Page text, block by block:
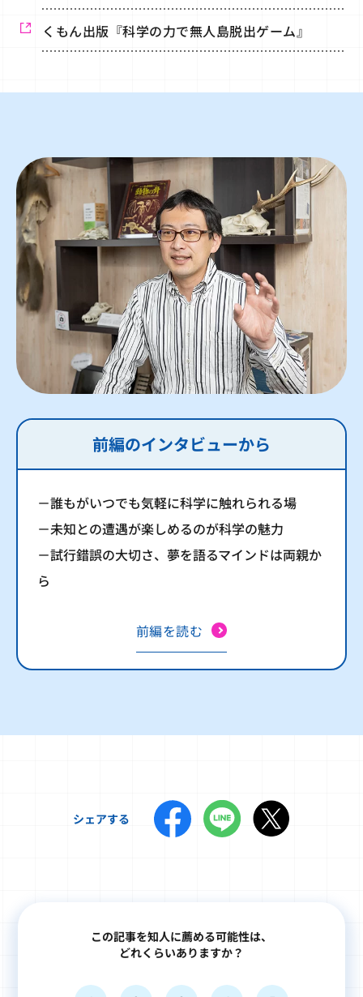
くもん出版『科学の力で無人島脱出ゲーム』
前編のインタビューから
－誰もがいつでも気軽に科学に触れられる場
－未知との遭遇が楽しめるのが科学の魅力
－試行錯誤の大切さ、夢を語るマインドは両親か
ら
前編を読む
シェアする
この記事を知人に薦める可能性は、
どれくらいありますか？